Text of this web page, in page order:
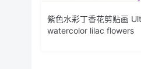
紫色水彩丁香花剪贴画
watercolor lilac flowers